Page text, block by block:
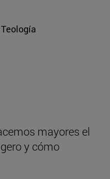
mayores el
y cómo